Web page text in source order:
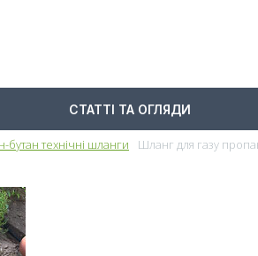
СТАТТІ ТА ОГЛЯДИ
бутан технічні шланги Шланг для газу